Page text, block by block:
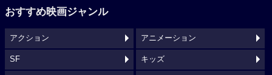
おすすめ映画ジャンル
アクション アニメーション
SF キッズ